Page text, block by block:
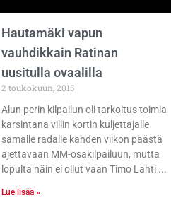
Hautamäki vapun
vauhdikkain Ratinan
uusitulla ovaalilla
2 toukokuun, 2015
Alun perin kilpailun oli tarkoitus toimia
karsintana villin kortin kuljettajalle
samalle radalle kahden viikon päästä
ajettavaan MM-osakilpailuun, mutta
lopulta näin ei ollut vaan Timo Lahti
Lue lisää »